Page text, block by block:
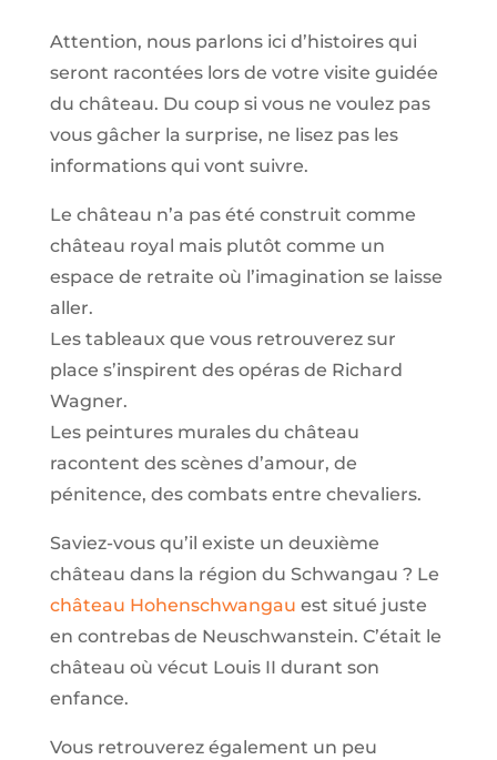
Attention, nous parlons ici d’histoires qui
seront racontées lors de votre visite guidée
du château. Du coup si vous ne voulez pas
vous gâcher la surprise, ne lisez pas les
informations qui vont suivre.
Le château n’a pas été construit comme
château royal mais plutôt comme un
espace de retraite où l’imagination se laisse
aller.
Les tableaux que vous retrouverez sur
place s’inspirent des opéras de Richard
Wagner.
Les peintures murales du château
racontent des scènes d’amour, de
pénitence, des combats entre chevaliers.
Saviez-vous qu’il existe un deuxième
château dans la région du Schwangau ? Le
château Hohenschwangau est situé juste
en contrebas de Neuschwanstein. C’était le
château où vécut Louis II durant son
enfance.
Vous retrouverez également un peu